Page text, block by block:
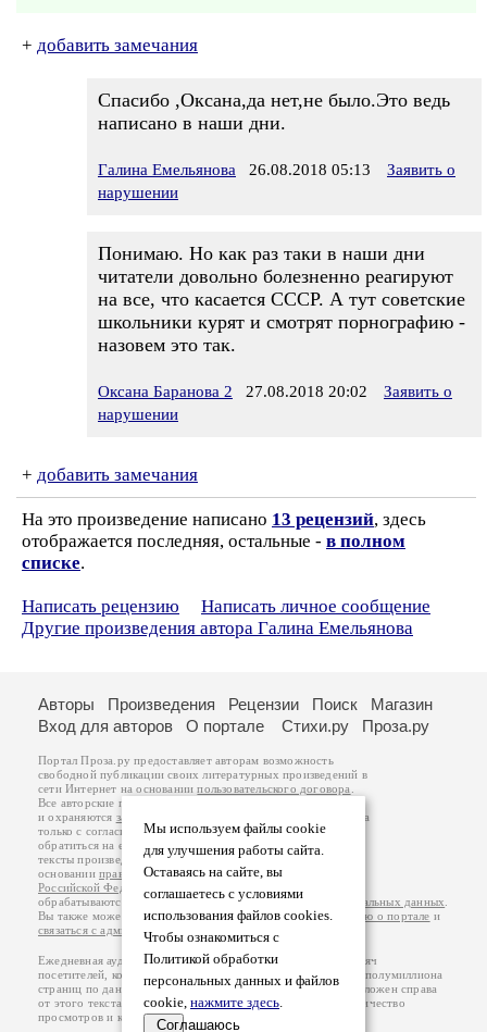
+ добавить замечания
Спасибо ,Оксана,да нет,не было.Это ведь
написано в наши дни.
Галина Емельянова 26.08.2018 05:13
Заявить о
нарушении
Понимаю. Но как раз таки в наши дни
читатели довольно болезненно реагируют
на все, что касается СССР. А тут советские
школьники курят и смотрят порнографию -
назовем это так.
Оксана Баранова 2 27.08.2018 20:02
Заявить о
нарушении
+ добавить замечания
На это произведение написано 13 рецензий, здесь
отображается последняя, остальные - в полном
списке.
Написать рецензию
Написать личное сообщение
Другие произведения автора Галина Емельянова
Мы используем файлы cookie
для улучшения работы сайта.
Оставаясь на сайте, вы
соглашаетесь с условиями
использования файлов cookies.
Чтобы ознакомиться с
Политикой обработки
персональных данных и файлов
cookie, нажмите здесь.
Соглашаюсь
Авторы Произведения Рецензии Поиск
Магазин
Вход для авторов
О портале Стихи.ру Проза.ру
Портал Проза.ру предоставляет авторам возможность
свободной публикации своих литературных произведений в
сети Интернет на основаниипользовательского договора
Все авторские права на произведения принадлежат авторам
и охраняются законом
. Перепечатка произведений возможна
только с согласия его автора, к которому вы можете
обратиться на его авторской странице. Ответственность за
тексты произведений авторы несут самостоятельно на
основанииправил публикацииизаконодательства
Российской Федерации
обрабатываются на основанииПолитики обработки персональных данных
Вы также можете посмотреть более подробнуюинформацию о портале и
связаться с администрацией
Ежедневная аудитория портала Проза.ру – порядка 100 тысяч
посетителей, которые в общей сумме просматривают более полумиллиона
страниц по данным счетчика посещаемости, который расположен справа
от этого текста. В каждой графе указано по две цифры: количество
просмотров и количество посетителей.